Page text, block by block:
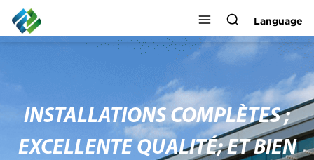
Language
INSTALLATIONS COMPLÈTES ;
EXCELLENTE QUALITÉ; ET BIEN